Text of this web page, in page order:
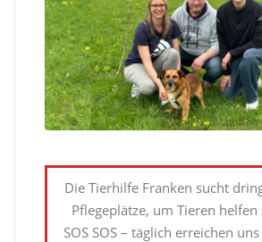
Die Tierhilfe Franken sucht
Pflegeplätze, um Tieren
SOS SOS – täglich erreichen